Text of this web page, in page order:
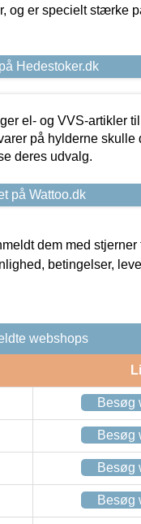
og er specielt stærke
Hedestoker.dk
el- og VVS-artikler
på hylderne
deres udvalg.
på Wattoo.dk
dem med stjerner
betingelser,
webshops
Besøg
Besøg
Besøg
Besøg